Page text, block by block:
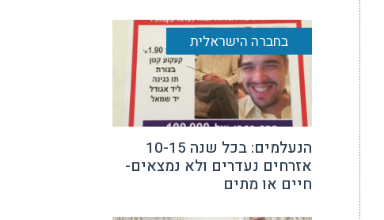
בחברה הישראלית
הנעלמים: בכל שנה 10-15
אזרחים נעדרים ולא נמצאים-
חיים או מתים